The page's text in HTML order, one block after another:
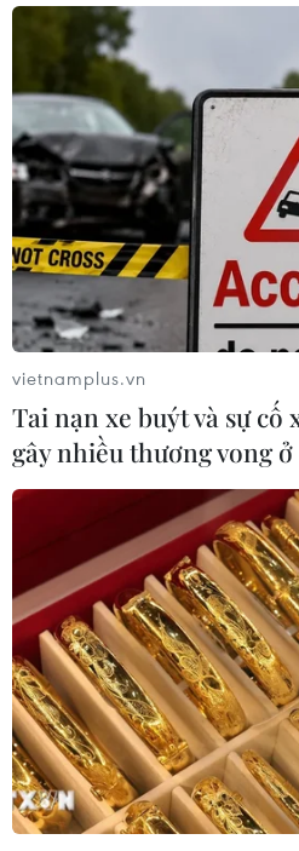
09/08/2026 04:23
Vận tải biển toàn cầu tăng
chấp căng thẳng địa chính
09/08/2026 02:06
Canada chạy đua đạt thỏa
trước khi thuế quan mới của
hiệu lực
09/08/2026 02:03
Khoa học công nghệ sẽ trở
động lực mới của quan hệ
Australia
09/08/2026 02:01
Thị trường vaccine thế giới
hướng sang người cao tuổi
08/08/2026 15:01
Chuyên gia Nhật Bản nói
vietnamplus.vn
Tai nạn xe buýt và sự cố
gây nhiều thương vong